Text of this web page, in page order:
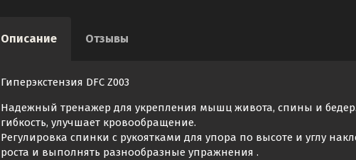
Описание Отзывы
Гиперэкстензия DFC Z003
Надежный тренажер для укрепления мышц живота, спины и
гибкость, улучшает кровообращение.
Регулировка спинки с рукоятками для упора по высоте и углу
роста и выполнять разнообразные упражнения .